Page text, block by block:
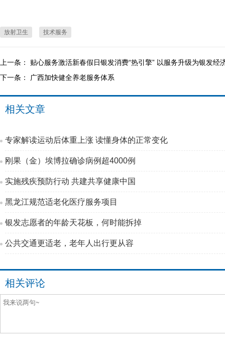
放射卫生 技术服务
上一条： 贴心服务激活新春假日银发消费“热引擎” 以服务升级为银发经
下一条：
广西加快健全养老服务体系
相关文章
专家解读运动后体重上涨 读懂身体的正常变化
刚果（金）埃博拉确诊病例超4000例
实施残疾预防行动 共建共享健康中国
黑龙江规范适老化医疗服务项目
银发志愿者的年龄天花板，何时能拆掉
公共交通更适老，老年人出行更从容
相关评论